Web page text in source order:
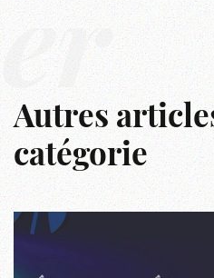
Autres
catégorie